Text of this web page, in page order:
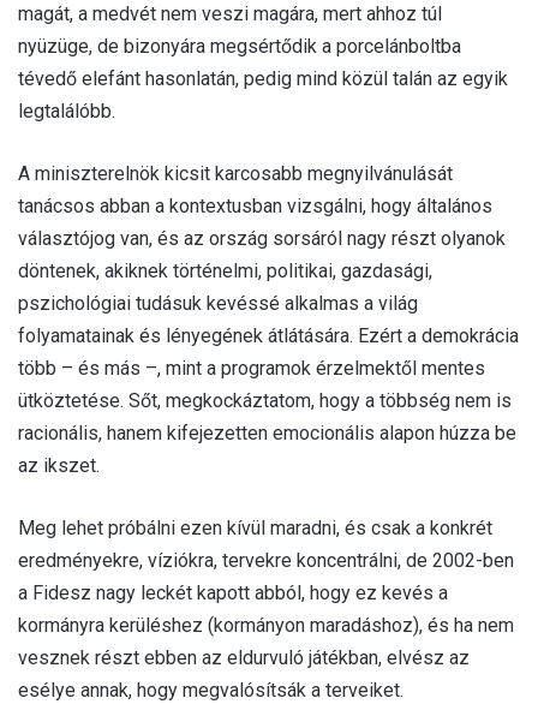
magát, a medvét nem veszi magára, mert ahhoz túl
nyüzüge, de bizonyára megsértődik a porcelánboltba
tévedő elefánt hasonlatán, pedig mind közül talán az egyik
legtalálóbb.
A miniszterelnök kicsit karcosabb megnyilvánulását
tanácsos abban a kontextusban vizsgálni, hogy általános
választójog van, és az ország sorsáról nagy részt olyanok
döntenek, akiknek történelmi, politikai, gazdasági,
pszichológiai tudásuk kevéssé alkalmas a világ
folyamatainak és lényegének átlátására. Ezért a demokrácia
több – és más –, mint a programok érzelmektől mentes
ütköztetése. Sőt, megkockáztatom, hogy a többség nem is
racionális, hanem kifejezetten emocionális alapon húzza be
az ikszet.
Meg lehet próbálni ezen kívül maradni, és csak a konkrét
eredményekre, víziókra, tervekre koncentrálni, de 2002-ben
a Fidesz nagy leckét kapott abból, hogy ez kevés a
kormányra kerüléshez (kormányon maradáshoz), és ha nem
vesznek részt ebben az eldurvuló játékban, elvész az
esélye annak, hogy megvalósítsák a terveiket.